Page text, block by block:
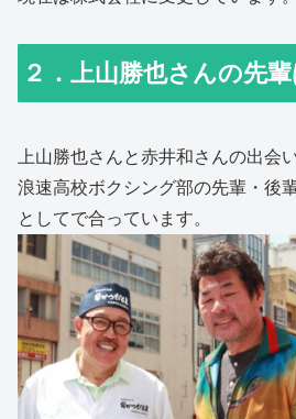
２．上山勝也さんの先輩
上山勝也さんと赤井和さんの出会
浪速高校ボクシング部の先輩・後
としてで合っています。